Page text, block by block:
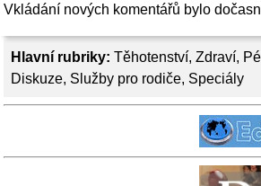
Hlavní rubriky: Těhotenství, Zdraví,
Diskuze, Služby pro rodiče, Speciály
Vkládání nových komentářů bylo